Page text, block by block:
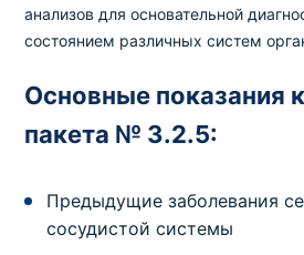
анализов для основательной
состоянием различных систем
Основные показания
пакета № 3.2.5:
Предыдущие заболевания
сосудистой системы